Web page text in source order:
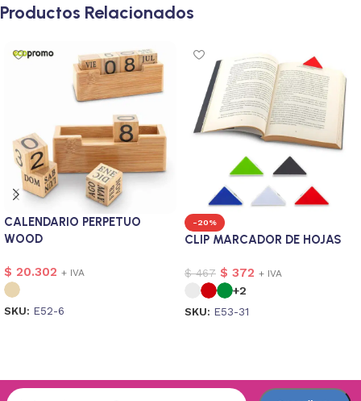
Productos Relacionados
CALENDARIO PERPETUO
WOOD
$ 20.302 + IVA
SKU: E52-6
-20%
CLIP MARCADOR DE HOJAS
$467 $ 372 + IVA
+2
SKU: E53-31